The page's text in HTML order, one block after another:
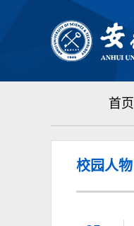
首页
校园人物